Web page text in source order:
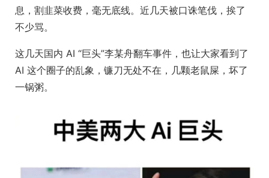
息，割韭菜收费，毫无底线。近几天被口诛笔伐，挨了
不少骂。
这几天国内 AI “巨头”李某舟翻车事件，也让大家看到了
AI 这个圈子的乱象，镰刀无处不在，几颗老鼠屎，坏了
一锅粥。